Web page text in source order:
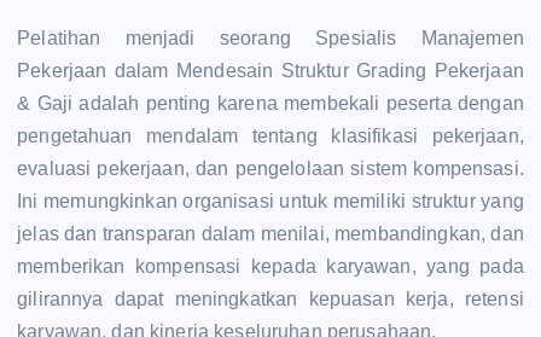
Pelatihan menjadi seorang Spesialis Manajemen
Pekerjaan dalam Mendesain Struktur Grading Pekerjaan
& Gaji adalah penting karena membekali peserta dengan
pengetahuan mendalam tentang klasifikasi pekerjaan,
evaluasi pekerjaan, dan pengelolaan sistem kompensasi.
Ini memungkinkan organisasi untuk memiliki struktur yang
jelas dan transparan dalam menilai, membandingkan, dan
memberikan kompensasi kepada karyawan, yang pada
gilirannya dapat meningkatkan kepuasan kerja, retensi
karyawan, dan kinerja keseluruhan perusahaan.